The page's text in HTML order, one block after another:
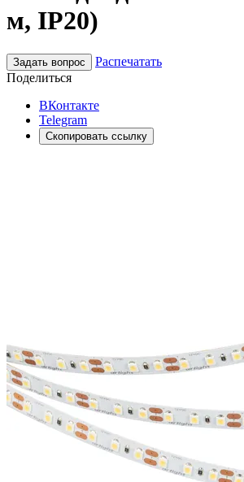
м, IP20)
Задать вопрос
Распечатать
Поделиться
ВКонтакте
Telegram
Скопировать ссылку